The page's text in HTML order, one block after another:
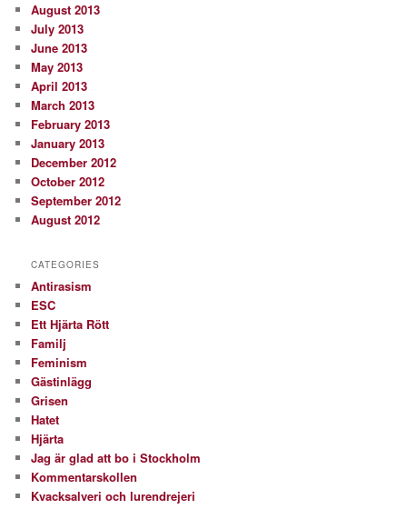
August 2013
July 2013
June 2013
May 2013
April 2013
March 2013
February 2013
January 2013
December 2012
October 2012
September 2012
August 2012
CATEGORIES
Antirasism
ESC
Ett Hjärta Rött
Familj
Feminism
Gästinlägg
Grisen
Hatet
Hjärta
Jag är glad att bo i Stockholm
Kommentarskollen
Kvacksalveri och lurendrejeri